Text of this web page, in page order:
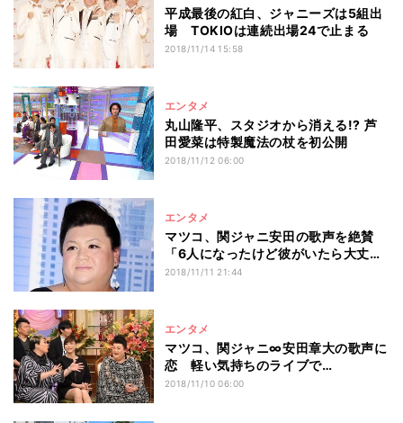
平成最後の紅白、ジャニーズは5組出
場 TOKIOは連続出場24で止まる
2018/11/14 15:58
エンタメ
丸山隆平、スタジオから消える!? 芦
田愛菜は特製魔法の杖を初公開
2018/11/12 06:00
エンタメ
マツコ、関ジャニ安田の歌声を絶賛
「6人になったけど彼がいたら大丈
夫」
2018/11/11 21:44
エンタメ
マツコ、関ジャニ∞安田章大の歌声に
恋 軽い気持ちのライブで…
2018/11/10 06:00